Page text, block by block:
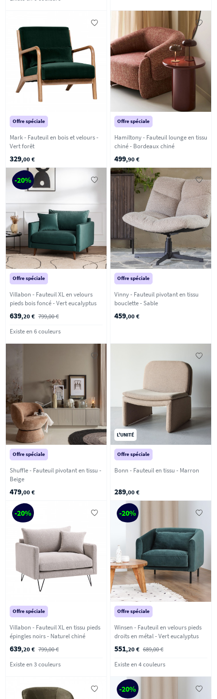
Offre spéciale
Mark - Fauteuil en bois et velours -
Vert forêt
329,00 €
Offre spéciale
Hamiltony - Fauteuil lounge en tissu
chiné - Bordeaux chiné
499,90 €
-20%
Offre spéciale
Villabon - Fauteuil XL en velours
pieds bois foncé - Vert eucalyptus
639,20 € 799,00 €
Existe en 6 couleurs
Offre spéciale
Vinny - Fauteuil pivotant en tissu
bouclette - Sable
459,00 €
Offre spéciale
Shuffle - Fauteuil pivotant en tissu -
Beige
479,00 €
L'UNITÉ
Offre spéciale
Bonn - Fauteuil en tissu - Marron
289,00 €
-20%
Offre spéciale
Villabon - Fauteuil XL en tissu pieds
épingles noirs - Naturel chiné
639,20 € 799,00 €
Existe en 3 couleurs
-20%
Offre spéciale
Winsen - Fauteuil en velours pieds
droits en métal - Vert eucalyptus
551,20 € 689,00 €
Existe en 4 couleurs
-20%